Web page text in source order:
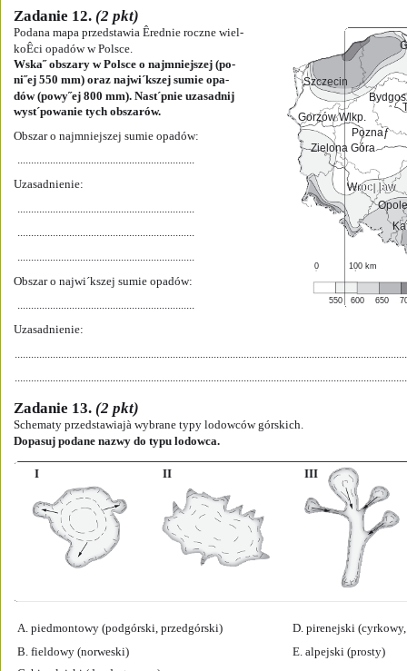
Zadanie 12. (2 pkt)
Podana mapa przedstawia Êrednie roczne wiel-
koÊci opadów w Polsce.
Wska˝ obszary w Polsce o najmniejszej (po-
ni˝ej 550 mm) oraz najwi´kszej sumie opa-
dów (powy˝ej 800 mm). Nast´pnie uzasadnij
wyst´powanie tych obszarów.
Szczecin
Gorzów Wlkp.
Obszar o najmniejszej sumie opadów:
oznaƒ
Zielona Góra
Poznaƒ
Zielona Góra
.................................................................
Uzasadnienie:
Wroc∏aw
.................................................................
0 100 km
Obszar o najwi´kszej sumie opadów:
.................................................................
550   600    650
Uzasadnienie:
................................................................................................................................................
Zadanie 13. (2 pkt)
Schematy przedstawiajà wybrane typy lodowców górskich.
Dopasuj podane nazwy do typu lodowca.
I II III
A. piedmontowy (podgórski, przedgórski)
D. pirenejski
B. fieldowy (norweski)
E. alpejski (prosty)
Szczecin
Gorzów Wlkp.
Poznaƒ
Zielona Góra
Wroc∏aw
roc∏aw